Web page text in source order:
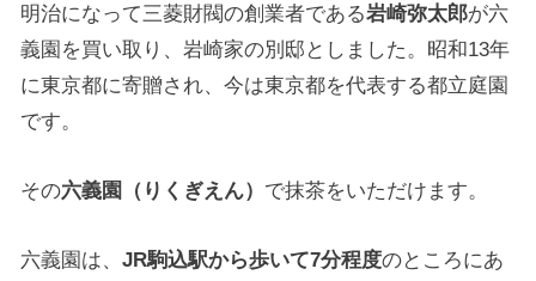
明治になって三菱財閥の創業者である岩崎弥太郎が六
義園を買い取り、岩崎家の別邸としました。昭和13年
に東京都に寄贈され、今は東京都を代表する都立庭園
です。
その六義園（りくぎえん） で抹茶をいただけます。
六義園は、JR駒込駅から歩いて7分程度のところにあ